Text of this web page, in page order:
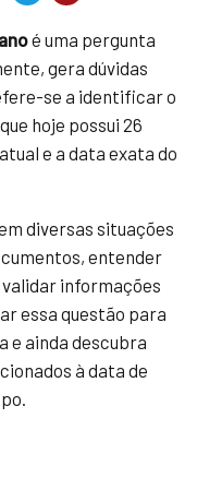
é uma pergunta
gera dúvidas
se a identificar o
hoje possui 26
e a data exata do
diversas situações
entender
informações
essa questão para
e ainda descubra
à data de